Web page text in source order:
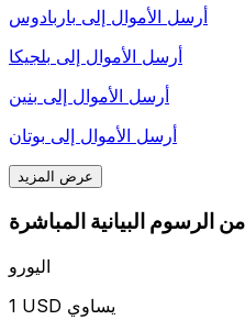
أرسل الأموال إلى باربادوس
أرسل الأموال إلى بلجيكا
أرسل الأموال إلى بنين
أرسل الأموال إلى بوتان
عرض المزيد
اليورو
1 USD يساوي